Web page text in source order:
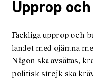
Upprop
Fackliga upprop och
landet med ojämna
Någon ska avsättas,
politisk strejk ska